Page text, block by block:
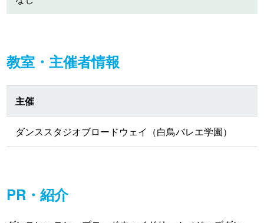
教室・主催者情報
主催
ダンススタジオブロードウェイ（白鳥バレエ学園）
PR・紹介